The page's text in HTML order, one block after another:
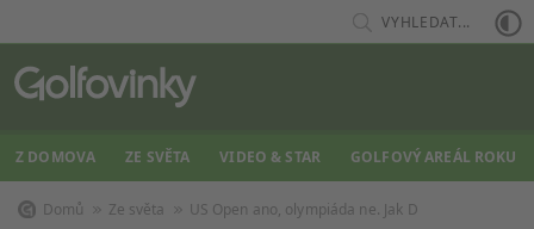
VYHLEDAT...
Z DOMOVA ZE SVĚTA VIDEO & STAR GOLFOVÝ AREÁL ROKU
Domů Ze světa US Open ano, olympiáda ne. Jak D